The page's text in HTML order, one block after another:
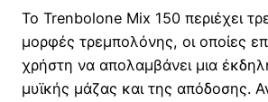
Το Trenbolone Mix 150 περιέχει
μορφές τρεμπολόνης, οι οποίες
χρήστη να απολαμβάνει μια
μυϊκής μάζας και της απόδοσης.